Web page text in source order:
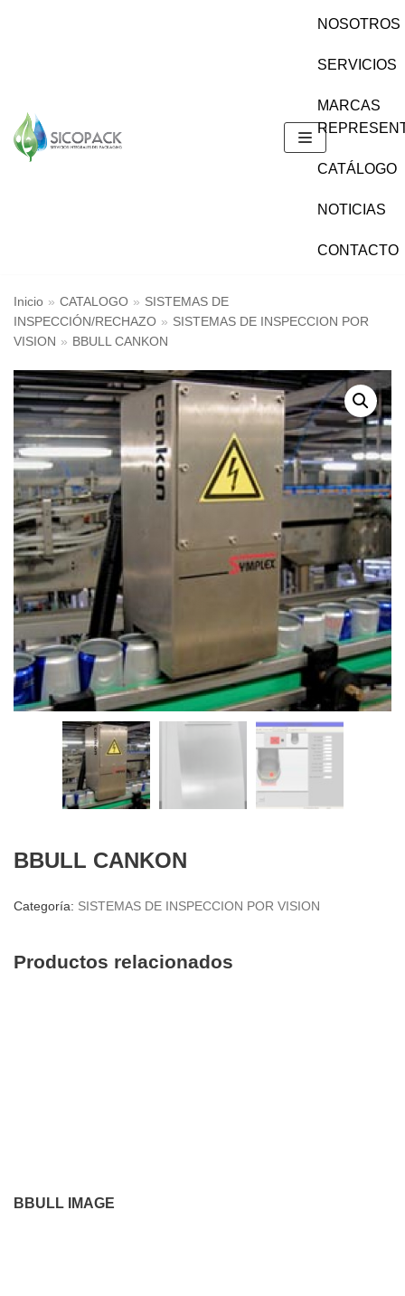
NOSOTROS
SERVICIOS
MARCAS
CATÁLOGO
NOTICIAS
CONTACTO
Inicio » CATALOGO » SISTEMAS DE
INSPECCIÓN/RECHAZO » SISTEMAS DE INSPECCION POR
VISION » BBULL CANKON
BBULL CANKON
Categoría: SISTEMAS DE INSPECCION POR VISION
Productos relacionados
BBULL IMAGE